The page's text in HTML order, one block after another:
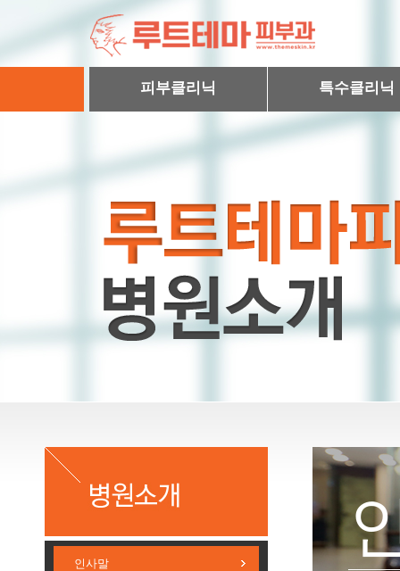
피부클리닉 특수클리닉
병원소개
인사말